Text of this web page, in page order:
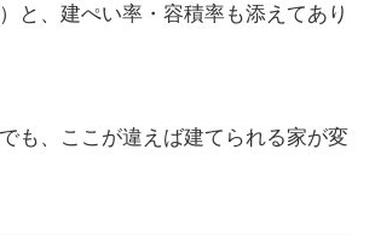
と、建ぺい率・容積率も添えてあり
も、ここが違えば建てられる家が変